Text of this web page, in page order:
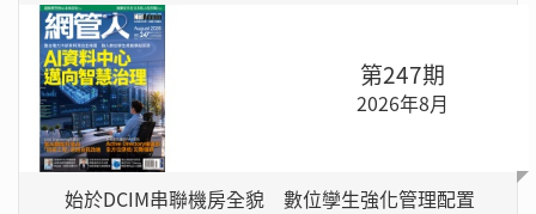
第247期
2026年8月
始於DCIM串聯機房全貌 數位孿生強化管理配置